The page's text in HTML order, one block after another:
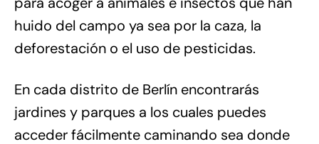
huido del campo ya sea por la caza, la
deforestación o el uso de pesticidas.
En cada distrito de Berlín encontrarás
jardines y parques a los cuales puedes
acceder fácilmente caminando sea donde